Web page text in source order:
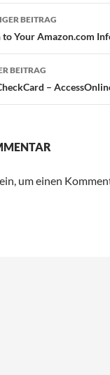
BEITRAG
to Your Amazon.com
BEITRAG
–
um einen